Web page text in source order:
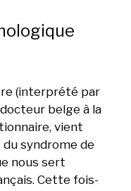
(interprété par
belge à la
vient
syndrome de
nous sert
Cette fois-